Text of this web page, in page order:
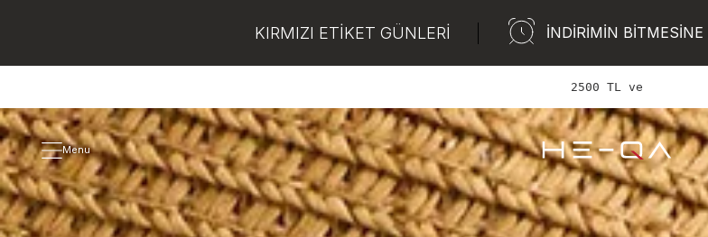
KIRMIZI ETİKET GÜNLERİ İNDİRİMİN BİTMESİNE
2500 TL ve
Menu